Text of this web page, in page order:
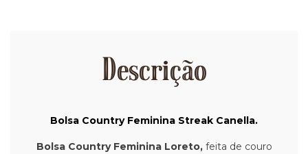
Descrição
Bolsa Country Feminina Streak Canella.
Bolsa Country Feminina Loreto,feita de couro